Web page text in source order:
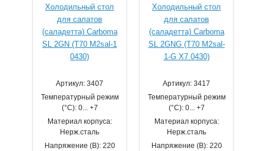
Холодильный стол
для салатов
(саладетта) Сarboma
SL 2GN (T70 M2sal-1
0430)
Артикул: 3407
Температурный режим
(°С): 0... +7
Материал корпуса:
Нерж.сталь
Напряжение (В): 220
Холодильный стол
для салатов
(саладетта) Сarboma
SL 2GNG (T70 M2sal-
1-G X7 0430)
Артикул: 3417
Температурный режим
(°С): 0... +7
Материал корпуса:
Нерж.сталь
Напряжение (В): 220